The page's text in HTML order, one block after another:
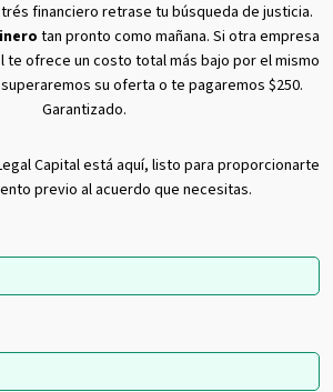
financiero retrase tu búsqueda de justicia.
tan pronto como mañana. Si otra empresa
te ofrece un costo total más bajo por el mismo
su oferta o te pagaremos $250.
Garantizado.
Capital está aquí, listo para proporcionarte
previo al acuerdo que necesitas.